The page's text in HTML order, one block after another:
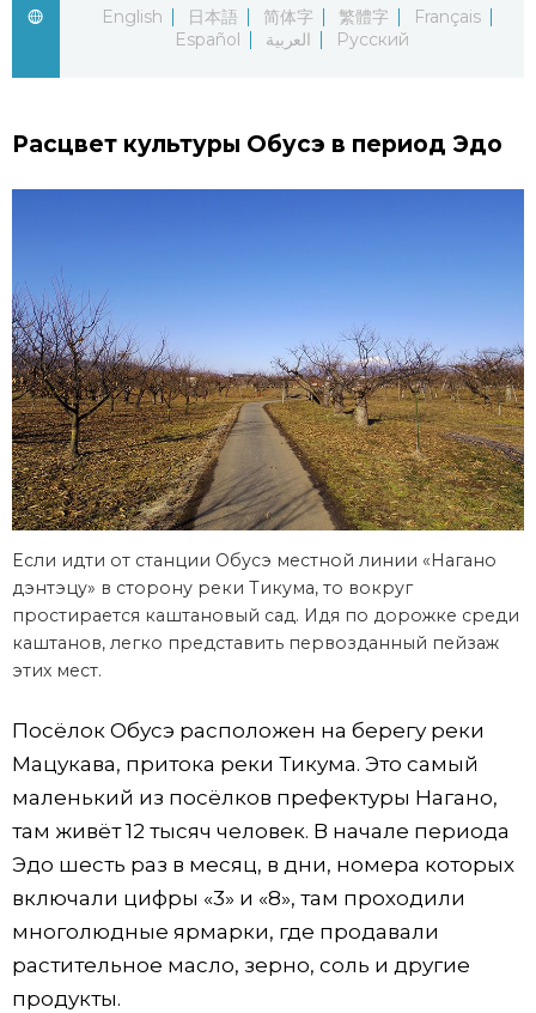
От редакции
English
日本語 简体字 繁體字
Français
Español
العربية Русский
Расцвет культуры Обусэ в период Эдо
Если идти от станции Обусэ местной линии «Нагано
дэнтэцу» в сторону реки Тикума, то вокруг
простирается каштановый сад. Идя по дорожке среди
каштанов, легко представить первозданный пейзаж
этих мест.
Посёлок Обусэ расположен на берегу реки
Мацукава, притока реки Тикума. Это самый
маленький из посёлков префектуры Нагано,
там живёт 12 тысяч человек. В начале периода
Эдо шесть раз в месяц, в дни, номера которых
включали цифры «3» и «8», там проходили
многолюдные ярмарки, где продавали
растительное масло, зерно, соль и другие
продукты.